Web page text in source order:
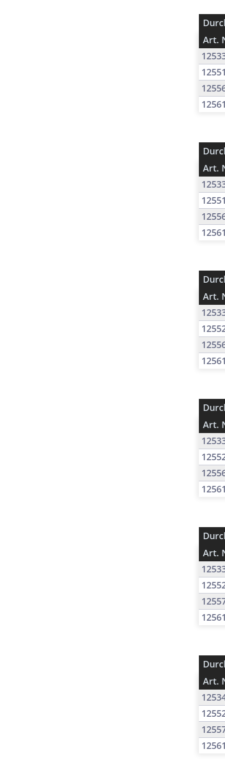
Art.
Art.
Art.
Art.
Art.
Art.